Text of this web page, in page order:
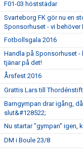
F01-03 höststädar
Svarteborg FK gör nu en
Sponsorhuset - vi behöver
Fotbollsgala 2016
Handla på Sponsorhuset
tjänar på det!
Årsfest 2016
Grattis Lars till
Barngympan drar igång,
slut&#128522;
Nu startar "gympan" igen,
DM i Boule 23/8